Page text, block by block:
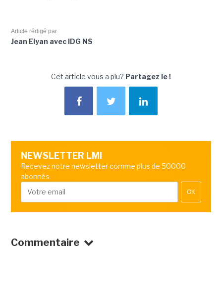
Article rédigé par
Jean Elyan avec IDG NS
Cet article vous a plu? Partagez le !
NEWSLETTER LMI
Recevez notre newsletter comme plus de 50000
abonnés
OK
Commentaire